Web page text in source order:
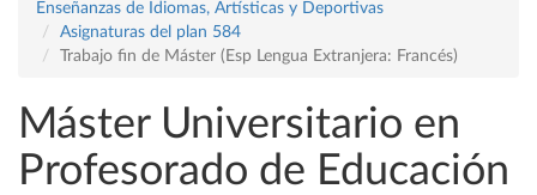
Enseñanzas de Idiomas, Artísticas y Deportivas
Asignaturas del plan 584
Trabajo fin de Máster (Esp Lengua Extranjera: Francés)
Máster Universitario en
Profesorado de Educación